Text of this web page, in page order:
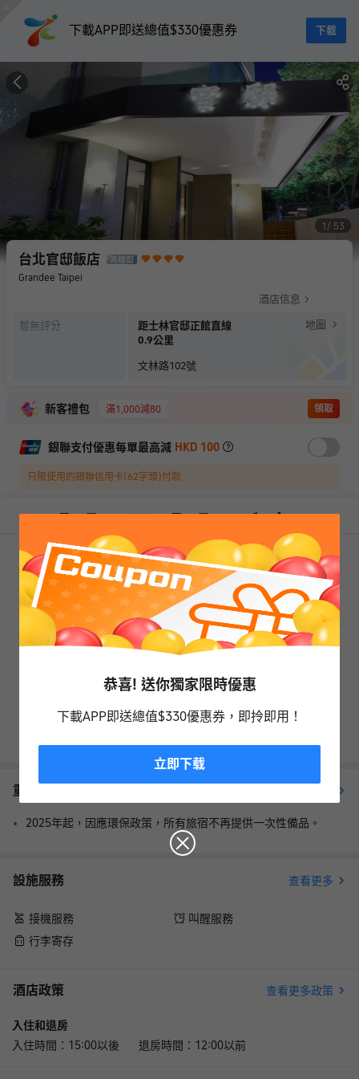
下載APP即送總值$330優惠券 下載
恭喜! 送你獨家限時優惠
下載APP即送總值$330優惠券，即拎即用！
立即下载
1 53
台北官邸飯店
Grandee Taipei
酒店信息
暫無評分
距士林官邸正館直線
0.9公里
地圖
文林路102號
新客禮包 滿1,000減80 領取
銀聯支付優惠每單最高減 HKD 100
只限使用的銀聯信用卡(62字頭)付款
08月08日 08月09日
抱歉，閣下所選擇的產品已售罄
重要資訊
2025年起，因應環保政策，所有旅宿不再提供一次性備品。
設施服務 查看更多
接機服務
叫醒服務
行李寄存
酒店政策 查看更多政策
入住和退房
入住時間：15:00以後 退房時間：12:00以前